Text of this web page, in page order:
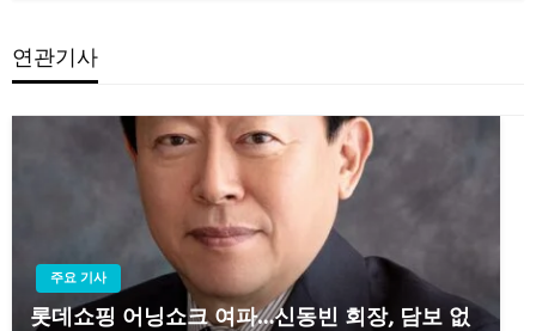
연관기사
주요 기사
롯데쇼핑 어닝쇼크 여파…신동빈 회장, 담보 없